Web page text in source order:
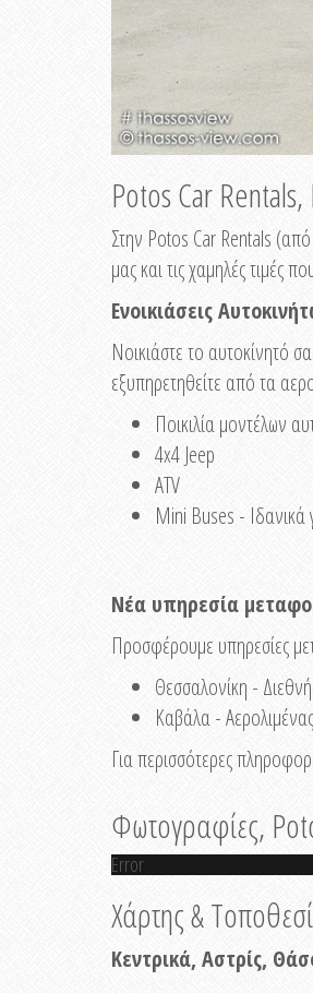
Potos Car Rentals,
Στην Potos Car Rentals
μας και τις χαμηλές τιμές
Ενοικιάσεις
Νοικιάστε το αυτοκίνητό
εξυπηρετηθείτε από τα
Ποικιλία μοντέλων
4x4 Jeep
ATV
Mini Buses - Ιδανικά
Νέα υπηρεσία
Προσφέρουμε υπηρεσίες
Θεσσαλονίκη -
Καβάλα -
Για περισσότερες
Φωτογραφίες,
Error
Χάρτης &
Κεντρικά, Αστρίς,